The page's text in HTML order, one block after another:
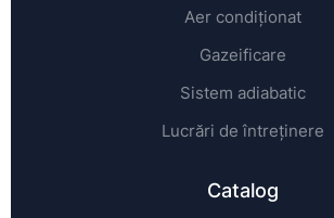
Aer condiționat
Gazeificare
Sistem adiabatic
Lucrări de întreținere
Catalog